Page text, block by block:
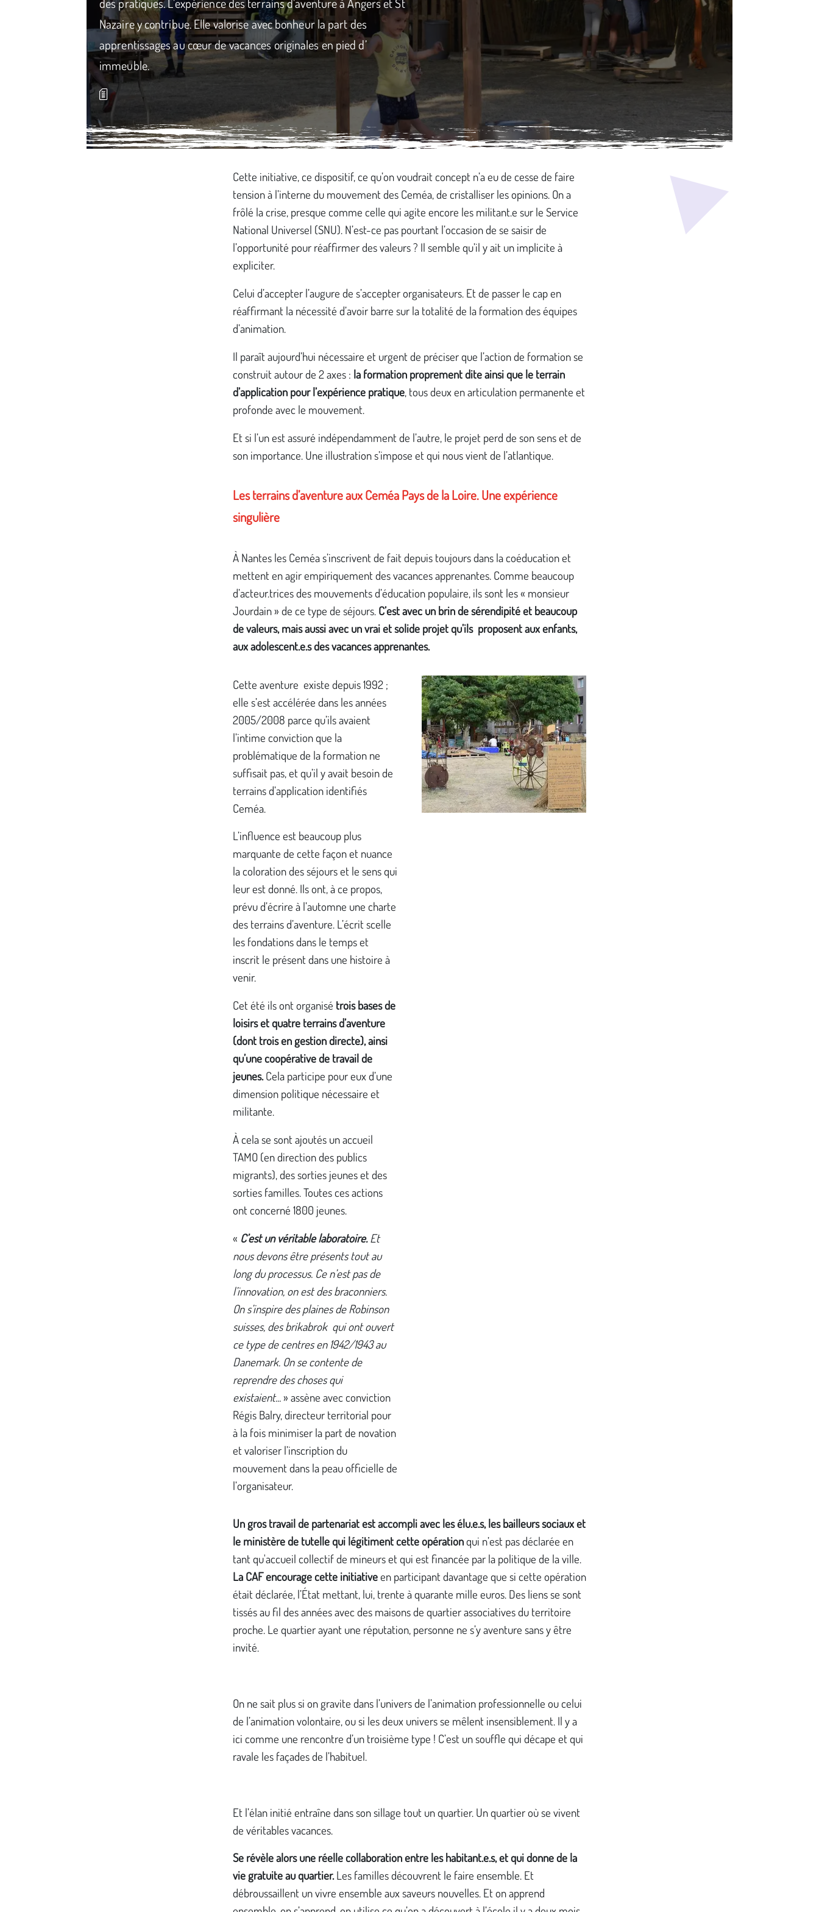
Nazaire y contribue. Elle valorise avec bonheur la part des
apprentissages au cœur de vacances originales en pied d’
immeuble.
Cette initiative, ce dispositif, ce qu’on voudrait concept n’a eu de cesse de faire
tension à l’interne du mouvement des Ceméa, de cristalliser les opinions. On a
frôlé la crise, presque comme celle qui agite encore les militant.e sur le Service
National Universel (SNU). N’est-ce pas pourtant l’occasion de se saisir de
l’opportunité pour réaffirmer des valeurs ? Il semble qu’il y ait un implicite à
expliciter.
Celui d’accepter l’augure de s’accepter organisateurs. Et de passer le cap en
réaffirmant la nécessité d’avoir barre sur la totalité de la formation des équipes
d’animation.
Il paraît aujourd’hui nécessaire et urgent de préciser que l’action de formation se
construit autour de 2 axes : la formation proprement dite ainsi que le terrain
d’application pour l’expérience pratique, tous deux en articulation permanente et
profonde avec le mouvement.
Et si l’un est assuré indépendamment de l’autre, le projet perd de son sens et de
son importance. Une illustration s’impose et qui nous vient de l’atlantique.
Les terrains d’aventure aux Ceméa Pays de la Loire. Une expérience
singulière
À Nantes les Ceméa s’inscrivent de fait depuis toujours dans la coéducation et
mettent en agir empiriquement des vacances apprenantes. Comme beaucoup
d’acteur.trices des mouvements d’éducation populaire, ils sont les « monsieur
Jourdain » de ce type de séjours. C’est avec un brin de sérendipité et beaucoup
de valeurs, mais aussi avec un vrai et solide projet qu’ils proposent aux enfants,
aux adolescent.e.s des vacances apprenantes.
Cette aventure existe depuis 1992 ;
elle s’est accélérée dans les années
2005/2008 parce qu’ils avaient
l’intime conviction que la
problématique de la formation ne
suffisait pas, et qu’il y avait besoin de
terrains d’application identifiés
Ceméa.
L’influence est beaucoup plus
marquante de cette façon et nuance
la coloration des séjours et le sens qui
leur est donné. Ils ont, à ce propos,
prévu d’écrire à l’automne une charte
des terrains d’aventure. L’écrit scelle
les fondations dans le temps et
inscrit le présent dans une histoire à
venir.
Cet été ils ont organisé trois bases de
loisirs et quatre terrains d’aventure
(dont trois en gestion directe), ainsi
qu’une coopérative de travail de
jeunes.Cela participe pour eux d’une
dimension politique nécessaire et
militante.
À cela se sont ajoutés un accueil
TAMO (en direction des publics
migrants), des sorties jeunes et des
sorties familles. Toutes ces actions
ont concerné 1800 jeunes.
« C’est un véritable laboratoire.Et
nous devons être présents tout au
long du processus. Ce n’est pas de
l’innovation, on est des braconniers.
On s’inspire des plaines de Robinson
suisses, des brikabrok qui ont ouvert
ce type de centres en 1942/1943 au
Danemark. On se contente de
reprendre des choses qui
existaient...» assène avec conviction
Régis Balry, directeur territorial pour
à la fois minimiser la part de novation
et valoriser l’inscription du
mouvement dans la peau officielle de
l’organisateur.
Un gros travail de partenariat est accompli avec les élu.e.s, les bailleurs sociaux et
le ministère de tutelle qui légitiment cette opérationqui n’est pas déclarée en
tant qu'accueil collectif de mineurs et qui est financée par la politique de la ville.
La CAF encourage cette initiativeen participant davantage que si cette opération
était déclarée, l’État mettant, lui, trente à quarante mille euros. Des liens se sont
tissés au fil des années avec des maisons de quartier associatives du territoire
proche. Le quartier ayant une réputation, personne ne s’y aventure sans y être
invité.
On ne sait plus si on gravite dans l’univers de l’animation professionnelle ou celui
de l’animation volontaire, ou si les deux univers se mêlent insensiblement. Il y a
ici comme une rencontre d’un troisième type ! C’est un souffle qui décape et qui
ravale les façades de l’habituel.
Et l’élan initié entraîne dans son sillage tout un quartier. Un quartier où se vivent
de véritables vacances.
Se révèle alors une réelle collaboration entre les habitant.e.s, et qui donne de la
vie gratuite au quartier.Les familles découvrent le faire ensemble. Et
débroussaillent un vivre ensemble aux saveurs nouvelles. Et on apprend